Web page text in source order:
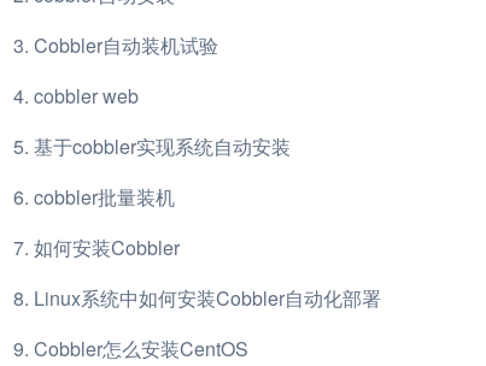
Cobbler自动装机试验
cobbler web
基于cobbler实现系统自动安装
cobbler批量装机
如何安装Cobbler
Linux系统中如何安装Cobbler自动化部署
Cobbler怎么安装CentOS